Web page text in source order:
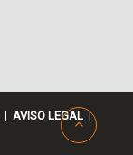
| AVISO LEGAL |